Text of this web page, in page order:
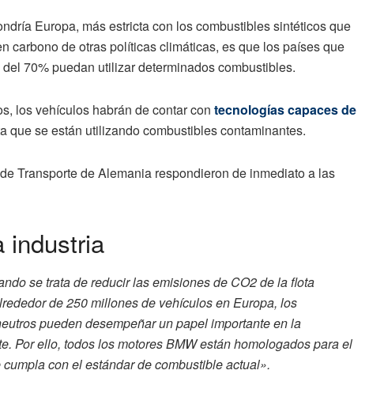
Europa, más estricta con los combustibles sintéticos que
carbono de otras políticas climáticas, es que los países que
70% puedan utilizar determinados combustibles.
los vehículos habrán de contar con tecnologías capaces de
que se están utilizando combustibles contaminantes.
Transporte de Alemania respondieron de inmediato a las
industria
se trata de reducir las emisiones de CO2 de la flota
de 250 millones de vehículos en Europa, los
pueden desempeñar un papel importante en la
Por ello, todos los motores BMW están homologados para el
con el estándar de combustible actual».